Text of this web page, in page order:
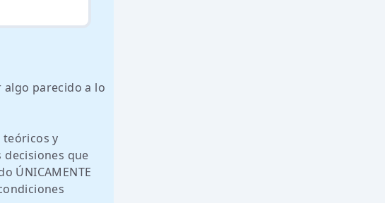
parecido a lo
y
decisiones que
ÚNICAMENTE